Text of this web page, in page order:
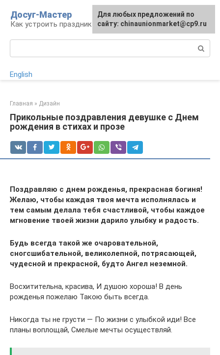
контенту
Досуг-Мастер
Как устроить праздник
English
Главная » Дизайн
Прикольные поздравления девушке с Днем
рождения в стихах и прозе
Поздравляю с днем рожденья, прекрасная богиня!
Желаю, чтобы каждая твоя мечта исполнялась и
тем самым делала тебя счастливой, чтобы каждое
мгновение твоей жизни дарило улыбку и радость.
Будь всегда такой же очаровательной,
сногсшибательной, великолепной, потрясающей,
чудесной и прекрасной, будто Ангел неземной.
Восхитительна, красива, И душою хороша! В день
рожденья пожелаю Такою быть всегда.
Никогда ты не грусти — По жизни с улыбкой иди! Все
планы воплощай, Смелые мечты осуществляй.
Для любых предложений по
сайту: chinaunionmarket@cp9.ru
Для любых предложений по
сайту: chinaunionmarket@cp9.ru